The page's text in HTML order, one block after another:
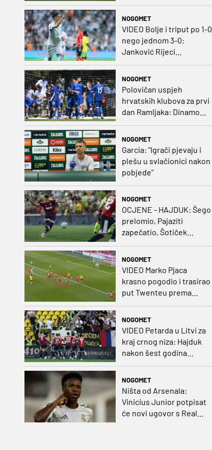
NOGOMET
VIDEO Bolje i triput po 1-0
nego jednom 3-0:
Janković Rijeci
projektilom donio slavlje
protivnika
NOGOMET
Polovičan uspjeh
hrvatskih klubova za prvi
dan Ramljaka: Dinamo
poražen od Juventusa,
NOGOMET
Garcia: "Igrači pjevaju i
plešu u svlačionici nakon
pobjede"
NOGOMET
OCJENE - HAJDUK: Šego
prelomio, Pajaziti
zapečatio, Šotiček
NOGOMET
VIDEO Marko Pjaca
krasno pogodio i trasirao
put Twenteu prema
važnoj pobjedi
NOGOMET
VIDEO Petarda u Litvi za
kraj crnog niza: Hajduk
nakon šest godina
NOGOMET
Ništa od Arsenala:
Vinicius Junior potpisat
će novi ugovor s Real